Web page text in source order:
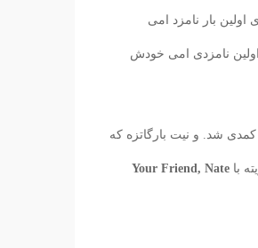
اولین بار نامزد امی
نامزدی امی خودش
کمدی شد. و نیت بارگاتزه که
با Your Friend, Nate